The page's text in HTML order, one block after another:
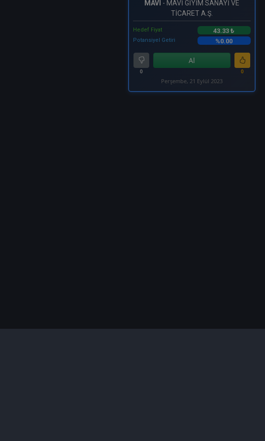
MAVI - MAVİ GİYİM SANAYİ VE
TİCARET A.Ş.
Hedef Fiyat 43.33 ₺
Potansiyel Getiri %0.00
0
Al
0
Perşembe, 21 Eylül 2023